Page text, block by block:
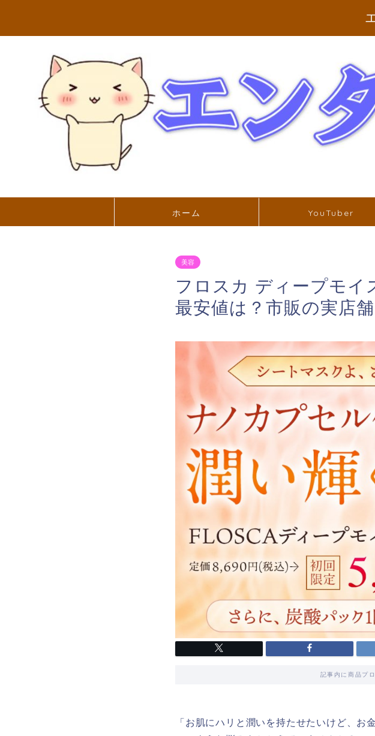
ホーム YouTuber
美容
フロスカ ディープモイ
最安値は？市販の実店
記事内に商品プ
「お肌にハリと潤いを持たせたいけど、お